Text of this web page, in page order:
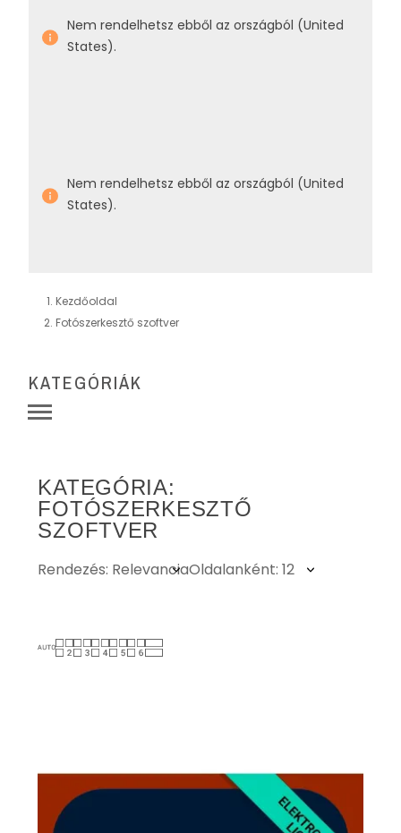
Nem rendelhetsz ebből az országból (United
States).
Nem rendelhetsz ebből az országból (United
States).
Kezdőoldal
Fotószerkesztő szoftver
KATEGÓRIÁK
KATEGÓRIA:
FOTÓSZERKESZTŐ
SZOFTVER
Rendezés: RelevanciaOldalanként: 12